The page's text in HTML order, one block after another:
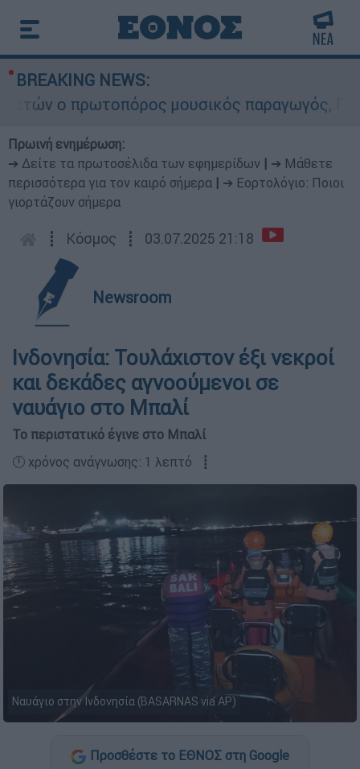
BREAKING NEWS:
ο πρωτοπόρος μουσικός παραγωγός,
Πρωινή ενημέρωση:
➔ Δείτε τα πρωτοσέλιδα των εφημερίδων
➔ Μάθετε
περισσότερα για τον καιρό σήμερα
➔ Εορτολόγιο: Ποιοι
γιορτάζουν σήμερα
┋ Κόσμος ┋ 03.07.2025 21:18
Newsroom
Ινδονησία: Τουλάχιστον έξι νεκροί
και δεκάδες αγνοούμενοι σε
ναυάγιο στο Μπαλί
Το περιστατικό έγινε στο Μπαλί
🕛 χρόνος ανάγνωσης: 1 λεπτό ┋
Ναυάγιο στην Ινδονησία (BASARNAS via AP)
Προσθέστε το ΕΘΝΟΣ στη Google